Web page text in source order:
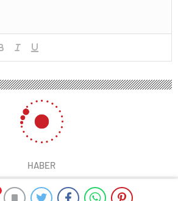
HABER